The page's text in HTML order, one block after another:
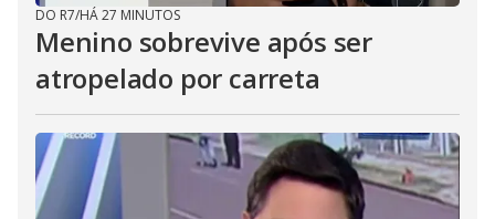
DO R7/HÁ 27 MINUTOS
Menino sobrevive após ser
atropelado por carreta